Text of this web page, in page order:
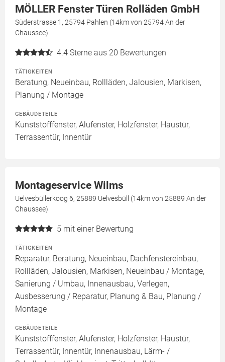
MÖLLER Fenster Türen Rolläden GmbH
Süderstrasse 1, 25794 Pahlen (14km von 25794 An der
Chaussee)
4.4 Sterne aus 20 Bewertungen
TÄTIGKEITEN
Beratung, Neueinbau, Rollläden, Jalousien, Markisen,
Planung / Montage
GEBÄUDETEILE
Kunststofffenster, Alufenster, Holzfenster, Haustür,
Terrassentür, Innentür
Montageservice Wilms
Uelvesbüllerkoog 6, 25889 Uelvesbüll (14km von 25889 An der
Chaussee)
5 mit einer Bewertung
TÄTIGKEITEN
Reparatur, Beratung, Neueinbau, Dachfenstereinbau,
Rollläden, Jalousien, Markisen, Neueinbau / Montage,
Sanierung / Umbau, Innenausbau, Verlegen,
Ausbesserung / Reparatur, Planung & Bau, Planung /
Montage
GEBÄUDETEILE
Kunststofffenster, Alufenster, Holzfenster, Haustür,
Terrassentür, Innentür, Innenausbau, Lärm- /